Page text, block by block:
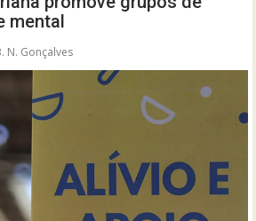
mental
N. Gonçalves